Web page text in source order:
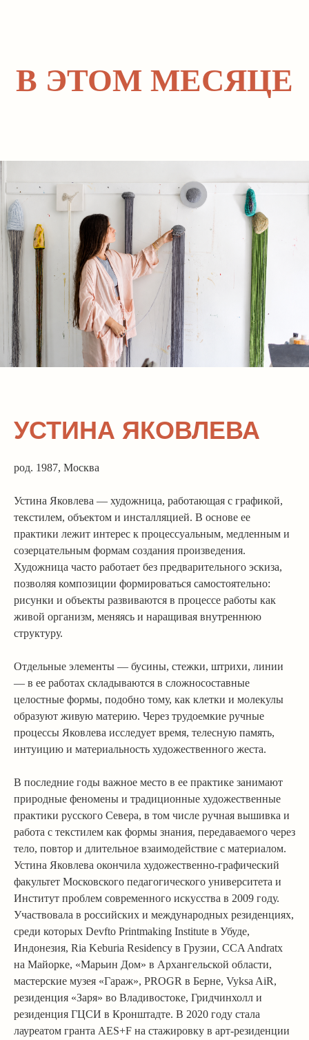
В ЭТОМ МЕСЯЦЕ
УСТИНА ЯКОВЛЕВА
род. 1987, Москва
Устина Яковлева — художница, работающая с графикой,
текстилем, объектом и инсталляцией. В основе ее
практики лежит интерес к процессуальным, медленным и
созерцательным формам создания произведения.
Художница часто работает без предварительного эскиза,
позволяя композиции формироваться самостоятельно:
рисунки и объекты развиваются в процессе работы как
живой организм, меняясь и наращивая внутреннюю
структуру.
Отдельные элементы — бусины, стежки, штрихи, линии
— в ее работах складываются в сложносоставные
целостные формы, подобно тому, как клетки и молекулы
образуют живую материю. Через трудоемкие ручные
процессы Яковлева исследует время, телесную память,
интуицию и материальность художественного жеста.
В последние годы важное место в ее практике занимают
природные феномены и традиционные художественные
практики русского Севера, в том числе ручная вышивка и
работа с текстилем как формы знания, передаваемого через
тело, повтор и длительное взаимодействие с материалом.
Устина Яковлева окончила художественно-графический
факультет Московского педагогического университета и
Институт проблем современного искусства в 2009 году.
Участвовала в российских и международных резиденциях,
среди которых Devfto Printmaking Institute в Убуде,
Индонезия, Ria Keburia Residency в Грузии, CCA Andratx
на Майорке, «Марьин Дом» в Архангельской области,
мастерские музея «Гараж», PROGR в Берне, Vyksa AiR,
резиденция «Заря» во Владивостоке, Гридчинхолл и
резиденция ГЦСИ в Кронштадте. В 2020 году стала
лауреатом гранта AES+F на стажировку в арт-резиденции